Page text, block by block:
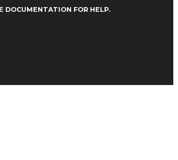
DOCUMENTATION FOR HELP.